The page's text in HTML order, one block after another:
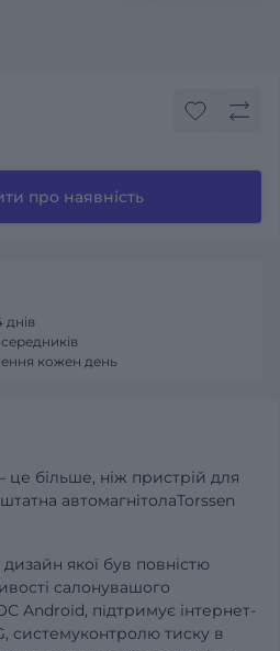
про наявність
це більше, ніж пристрій для
автомагнітолаTorssen
якої був повністю
салонувашого
Android, підтримує інтернет-
системуконтролю тиску в
днів
кожен день